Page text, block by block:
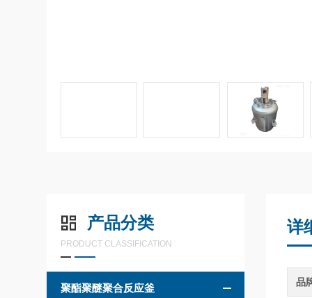
产品分类
PRODUCT CLASSIFICATION
聚酯聚醚聚合反应釜
详
品